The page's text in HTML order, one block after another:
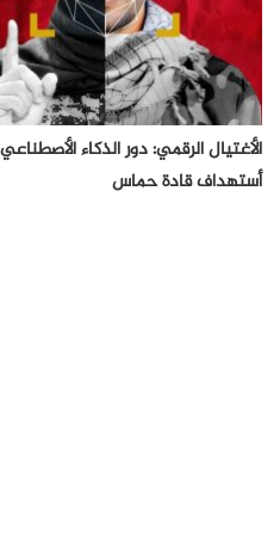
الأغتيال الرقمي: دور الذكاء
أستهداف قادة حماس